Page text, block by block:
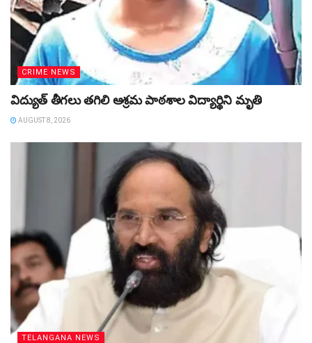
CRIME NEWS
విద్యుత్‌ తీగలు తగిలి ఆశ్రమ పాఠశాల విద్యార్థిని మృతి
AUGUST 8, 2026
TELANGANA NEWS